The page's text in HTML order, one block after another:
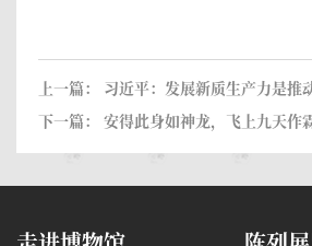
上一篇： 习近平：发展新质生产力是推
要求和重要着力点
下一篇： 安得此身如神龙，飞上九天作